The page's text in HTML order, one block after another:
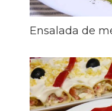
Ensalada de